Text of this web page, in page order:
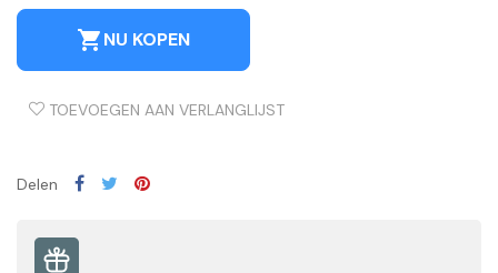
shopping_cartNU KOPEN
TOEVOEGEN AAN VERLANGLIJST
Delen